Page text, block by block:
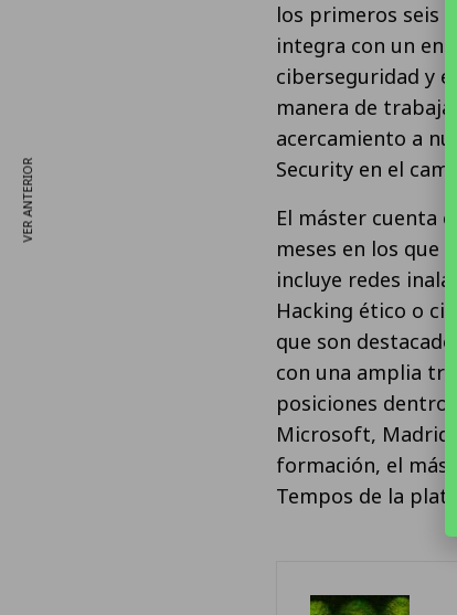
los primeros seis
integra con un
ciberseguridad y
manera de
acercamiento a
Security en el
El máster cuenta
meses en los que
incluye redes
Hacking ético o
que son
con una amplia
posiciones dentro
Microsoft, Madrid
formación, el
Tempos de la
VER ANTERIOR